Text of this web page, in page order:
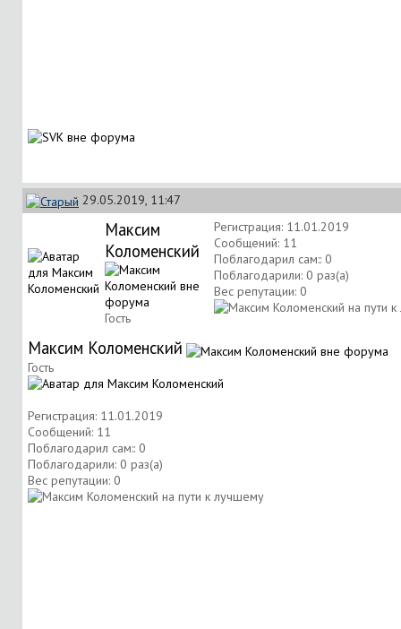
29.05.2019, 11:47
Максим
Коломенский
Гость
Регистрация: 11.01.2019
Сообщений: 11
Поблагодарил сам:: 0
Поблагодарили: 0 раз(а)
Вес репутации: 0
Максим Коломенский
Гость
Регистрация: 11.01.2019
Сообщений: 11
Поблагодарил сам:: 0
Поблагодарили: 0 раз(а)
Вес репутации: 0